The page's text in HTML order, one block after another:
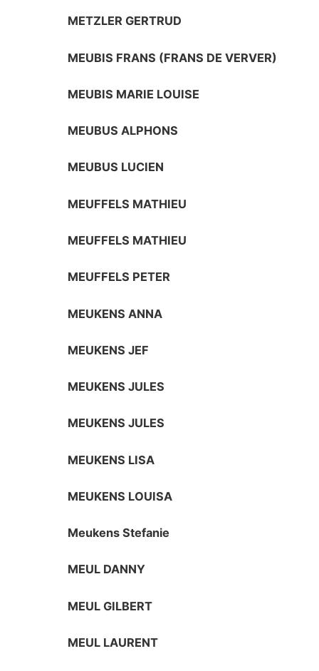
METZLER GERTRUD
MEUBIS FRANS (FRANS DE VERVER)
MEUBIS MARIE LOUISE
MEUBUS ALPHONS
MEUBUS LUCIEN
MEUFFELS MATHIEU
MEUFFELS MATHIEU
MEUFFELS PETER
MEUKENS ANNA
MEUKENS JEF
MEUKENS JULES
MEUKENS JULES
MEUKENS LISA
MEUKENS LOUISA
Meukens Stefanie
MEUL DANNY
MEUL GILBERT
MEUL LAURENT